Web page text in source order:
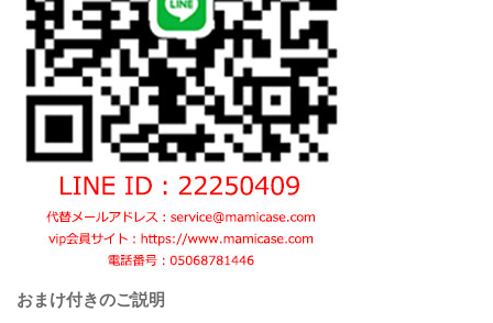
おまけ付きのご説明